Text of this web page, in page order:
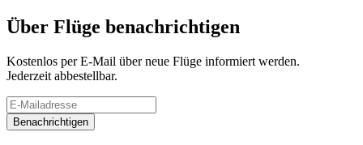
Über Flüge benachrichtigen
Kostenlos per E-Mail über neue Flüge informiert werden.
Jederzeit abbestellbar.
Benachrichtigen